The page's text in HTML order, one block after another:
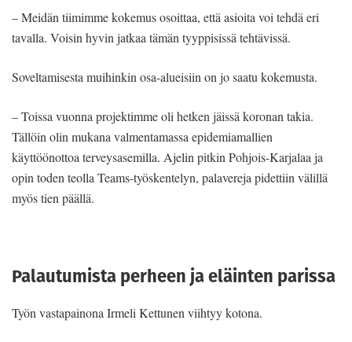
– Meidän tiimimme kokemus osoittaa, että asioita voi tehdä eri
tavalla. Voisin hyvin jatkaa tämän tyyppisissä tehtävissä.
Soveltamisesta muihinkin osa-alueisiin on jo saatu kokemusta.
– Toissa vuonna projektimme oli hetken jäissä koronan takia.
Tällöin olin mukana valmentamassa epidemiamallien
käyttöönottoa terveysasemilla. Ajelin pitkin Pohjois-Karjalaa ja
opin toden teolla Teams-työskentelyn, palavereja pidettiin välillä
myös tien päällä.
Palautumista perheen ja eläinten parissa
Työn vastapainona Irmeli Kettunen viihtyy kotona.